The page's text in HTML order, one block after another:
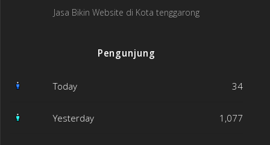
Jasa Bikin Website di Kota tenggarong
Pengunjung
Today 34
Yesterday 1,077